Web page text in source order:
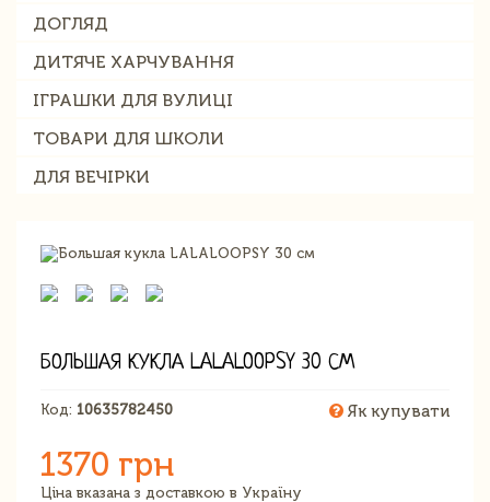
ДОГЛЯД
ДИТЯЧЕ ХАРЧУВАННЯ
ІГРАШКИ ДЛЯ ВУЛИЦІ
ТОВАРИ ДЛЯ ШКОЛИ
ДЛЯ ВЕЧІРКИ
БОЛЬШАЯ КУКЛА LALALOOPSY 30 СМ
Код: 10635782450 Як купувати
1370 грн
Ціна вказана з доставкою в Україну